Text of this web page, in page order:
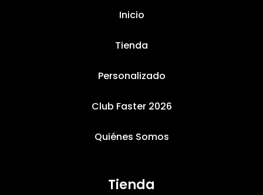
Inicio
Tienda
Personalizado
Club Faster 2026
Quiénes Somos
Tienda